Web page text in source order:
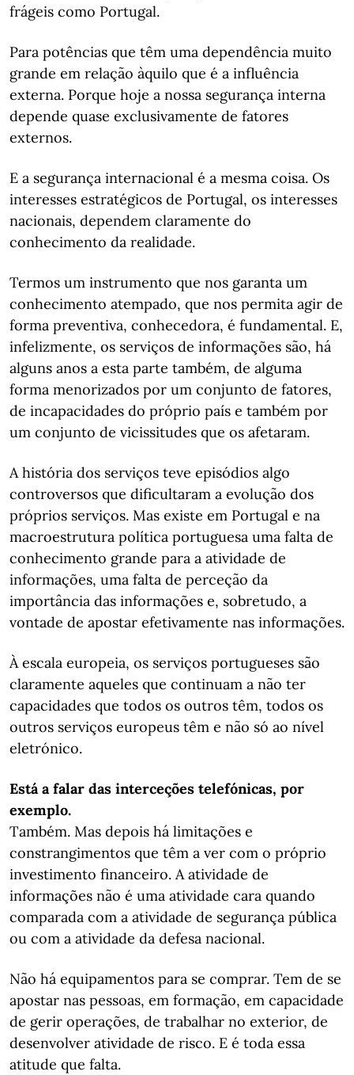
frágeis como Portugal.
Para potências que têm uma dependência muito
grande em relação àquilo que é a influência
externa. Porque hoje a nossa segurança interna
depende quase exclusivamente de fatores
externos.
E a segurança internacional é a mesma coisa. Os
interesses estratégicos de Portugal, os interesses
nacionais, dependem claramente do
conhecimento da realidade.
Termos um instrumento que nos garanta um
conhecimento atempado, que nos permita agir de
forma preventiva, conhecedora, é fundamental. E,
infelizmente, os serviços de informações são, há
alguns anos a esta parte também, de alguma
forma menorizados por um conjunto de fatores,
de incapacidades do próprio país e também por
um conjunto de vicissitudes que os afetaram.
A história dos serviços teve episódios algo
controversos que dificultaram a evolução dos
próprios serviços. Mas existe em Portugal e na
macroestrutura política portuguesa uma falta de
conhecimento grande para a atividade de
informações, uma falta de perceção da
importância das informações e, sobretudo, a
vontade de apostar efetivamente nas informações.
À escala europeia, os serviços portugueses são
claramente aqueles que continuam a não ter
capacidades que todos os outros têm, todos os
outros serviços europeus têm e não só ao nível
eletrónico.
Está a falar das interceções telefónicas, por
exemplo.
Também. Mas depois há limitações e
constrangimentos que têm a ver com o próprio
investimento financeiro. A atividade de
informações não é uma atividade cara quando
comparada com a atividade de segurança pública
ou com a atividade da defesa nacional.
Não há equipamentos para se comprar. Tem de se
apostar nas pessoas, em formação, em capacidade
de gerir operações, de trabalhar no exterior, de
desenvolver atividade de risco. E é toda essa
atitude que falta.